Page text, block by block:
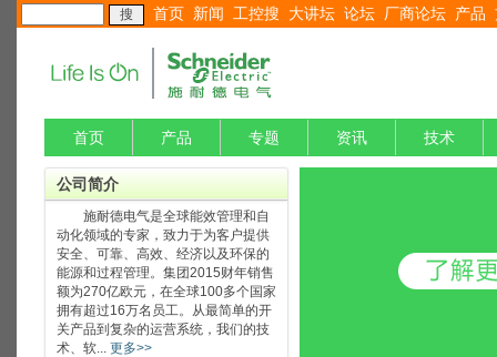
首页 新闻 工控搜 大讲坛 论坛 厂商论坛 产品
首页 产品 专题 资讯 技术
公司简介
施耐德电气是全球能效管理和自
动化领域的专家，致力于为客户提供
安全、可靠、高效、经济以及环保的
能源和过程管理。集团2015财年销售
额为270亿欧元，在全球100多个国家
拥有超过16万名员工。从最简单的开
关产品到复杂的运营系统，我们的技
术、软... 更多>>